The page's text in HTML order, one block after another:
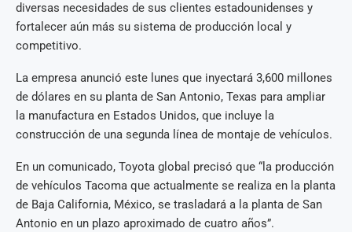
diversas necesidades de sus clientes estadounidenses y
fortalecer aún más su sistema de producción local y
competitivo.
La empresa anunció este lunes que inyectará 3,600 millones
de dólares en su planta de San Antonio, Texas para ampliar
la manufactura en Estados Unidos, que incluye la
construcción de una segunda línea de montaje de vehículos.
En un comunicado, Toyota global precisó que “la producción
de vehículos Tacoma que actualmente se realiza en la planta
de Baja California, México, se trasladará a la planta de San
Antonio en un plazo aproximado de cuatro años”.